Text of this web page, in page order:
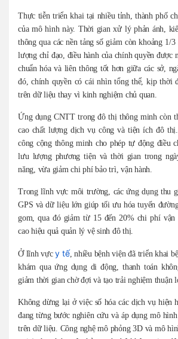
Thực tiễn triển khai tại nhiều tỉnh, thành phố
của mô hình này. Thời gian xử lý phản ánh,
thông qua các nền tảng số giảm còn khoảng 1/
lượng chỉ đạo, điều hành của chính quyền được
chuẩn hóa và liên thông tốt hơn giữa các sở,
đó, chính quyền có cái nhìn tổng thể, kịp thời
trên dữ liệu thay vì kinh nghiệm chủ quan.
Ứng dụng CNTT trong đô thị thông minh còn
cao chất lượng dịch vụ công và tiện ích đô
công cộng thông minh cho phép tự động điều
lưu lượng phương tiện và thời gian trong
năng, vừa giảm chi phí bảo trì, vận hành.
Trong lĩnh vực môi trường, các ứng dụng thu
GPS và dữ liệu lớn giúp tối ưu hóa tuyến
gom, qua đó giảm từ 15 đến 20% chi phí vận
cao hiệu quả quản lý vệ sinh đô thị.
Ở lĩnh vựcy tế, nhiều bệnh viện đã triển khai
khám qua ứng dụng di động, thanh toán
giảm thời gian chờ đợi và tạo trải nghiệm thuận
Không dừng lại ở việc số hóa các dịch vụ hiện
đang từng bước nghiên cứu và áp dụng mô
trên dữ liệu. Công nghệ mô phỏng 3D và mô